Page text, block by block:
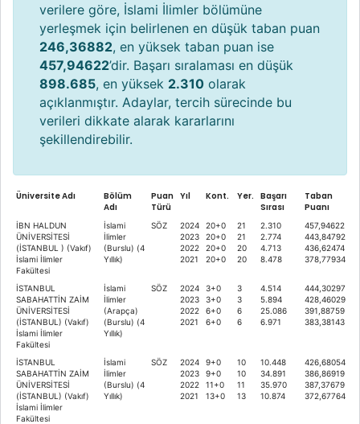
verilere göre, İslami İlimler bölümüne
yerleşmek için belirlenen en düşük taban puan
246,36882, en yüksek taban puan ise
457,94622’dir. Başarı sıralaması en düşük
898.685, en yüksek 2.310 olarak
açıklanmıştır. Adaylar, tercih sürecinde bu
verileri dikkate alarak kararlarını
şekillendirebilir.
Üniversite Adı
Bölüm
Adı
Puan
Türü
Yıl Kont. Yer. Başarı
Sırası
Taban
Puanı
İBN HALDUN
ÜNİVERSİTESİ
(İSTANBUL ) (Vakıf)
İslami İlimler
Fakültesi
İslami
İlimler
(Burslu) (4
Yıllık)
SÖZ
2024
2023
2022
2021
20+0
20+0
20+0
20+0
21
21
20
20
2.310
2.774
4.713
8.478
457,94622
443,84792
436,62474
378,77934
İSTANBUL
SABAHATTİN ZAİM
ÜNİVERSİTESİ
(İSTANBUL) (Vakıf)
İslami İlimler
Fakültesi
İslami
İlimler
(Arapça)
(Burslu) (4
Yıllık)
SÖZ
2024
2023
2022
2021
3+0
3+0
6+0
6+0
3
3
6
6
4.514
5.894
25.086
6.971
444,30297
428,46029
391,88759
383,38143
İSTANBUL
SABAHATTİN ZAİM
ÜNİVERSİTESİ
(İSTANBUL) (Vakıf)
İslami İlimler
Fakültesi
İslami
İlimler
(Burslu) (4
Yıllık)
SÖZ
2024
2023
2022
2021
9+0
9+0
11+0
13+0
10
10
11
13
10.448
34.891
35.970
10.874
426,68054
386,86919
387,37679
372,67764